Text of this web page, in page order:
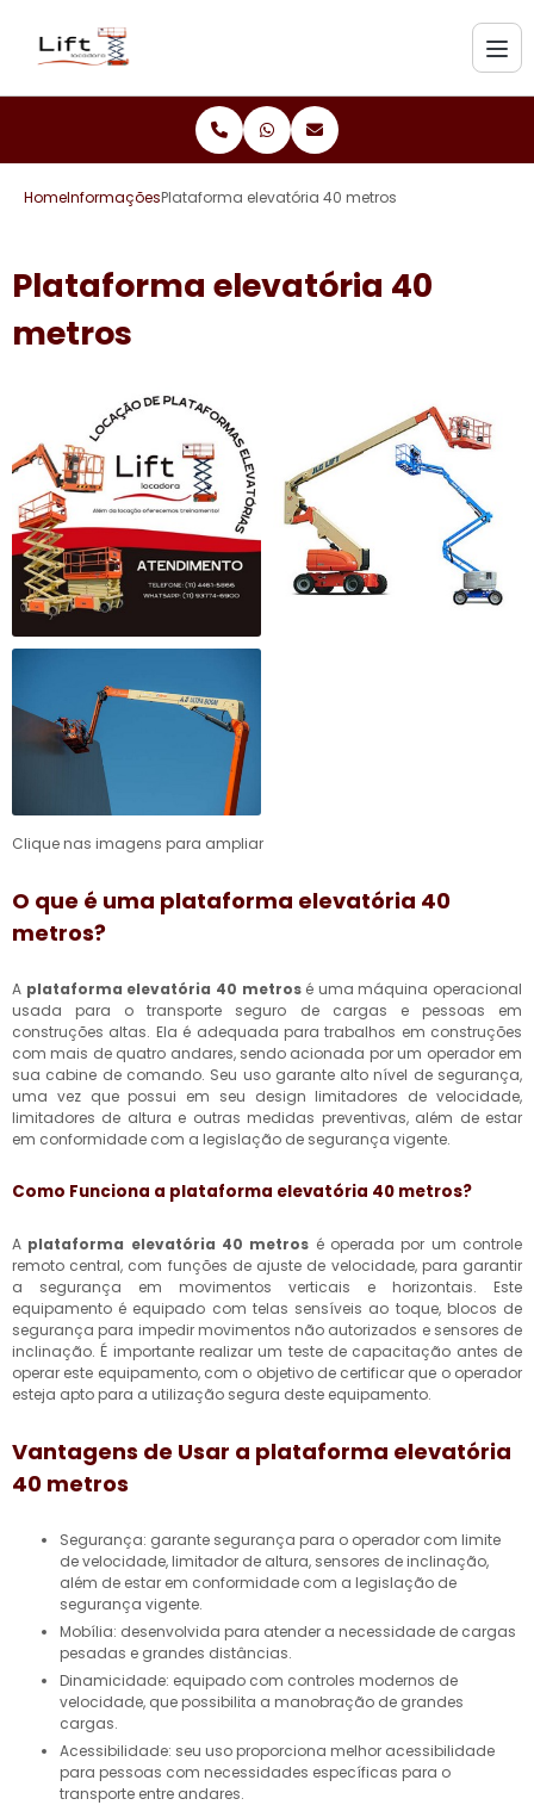
HomeInformaçõesPlataforma elevatória 40 metros
Plataforma elevatória 40
metros
Clique nas imagens para ampliar
O que é uma plataforma elevatória 40
metros?
A plataforma elevatória 40 metrosé uma máquina operacional
usada para o transporte seguro de cargas e pessoas em
construções altas. Ela é adequada para trabalhos em construções
com mais de quatro andares, sendo acionada por um operador em
sua cabine de comando. Seu uso garante alto nível de segurança,
uma vez que possui em seu design limitadores de velocidade,
limitadores de altura e outras medidas preventivas, além de estar
em conformidade com a legislação de segurança vigente.
Como Funciona a plataforma elevatória 40 metros?
A plataforma elevatória 40 metros é operada por um controle
remoto central, com funções de ajuste de velocidade, para garantir
a segurança em movimentos verticais e horizontais. Este
equipamento é equipado com telas sensíveis ao toque, blocos de
segurança para impedir movimentos não autorizados e sensores de
inclinação. É importante realizar um teste de capacitação antes de
operar este equipamento, com o objetivo de certificar que o operador
esteja apto para a utilização segura deste equipamento.
Vantagens de Usar a plataforma elevatória
40 metros
Segurança: garante segurança para o operador com limite
de velocidade, limitador de altura, sensores de inclinação,
além de estar em conformidade com a legislação de
segurança vigente.
Mobília: desenvolvida para atender a necessidade de cargas
pesadas e grandes distâncias.
Dinamicidade: equipado com controles modernos de
velocidade, que possibilita a manobração de grandes
cargas.
Acessibilidade: seu uso proporciona melhor acessibilidade
para pessoas com necessidades específicas para o
transporte entre andares.